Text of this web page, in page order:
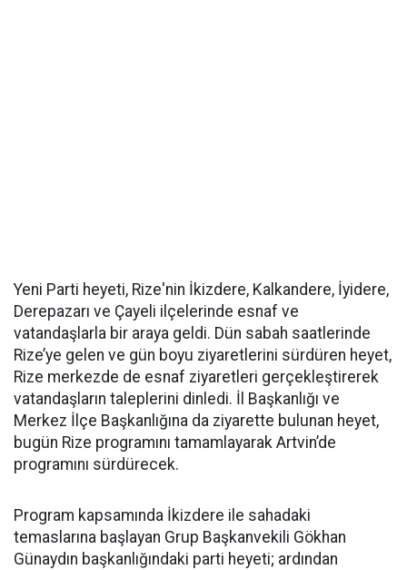
Yeni Parti heyeti, Rize'nin İkizdere, Kalkandere, İyidere,
Derepazarı ve Çayeli ilçelerinde esnaf ve
vatandaşlarla bir araya geldi. Dün sabah saatlerinde
Rize’ye gelen ve gün boyu ziyaretlerini sürdüren heyet,
Rize merkezde de esnaf ziyaretleri gerçekleştirerek
vatandaşların taleplerini dinledi. İl Başkanlığı ve
Merkez İlçe Başkanlığına da ziyarette bulunan heyet,
bugün Rize programını tamamlayarak Artvin’de
programını sürdürecek.
Program kapsamında İkizdere ile sahadaki
temaslarına başlayan Grup Başkanvekili Gökhan
Günaydın başkanlığındaki parti heyeti; ardından